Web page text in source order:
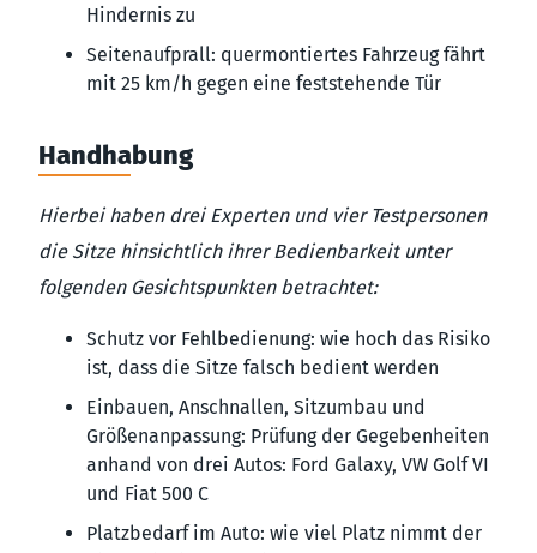
Hindernis zu
Seitenaufprall: quermontiertes Fahrzeug fährt
mit 25 km/h gegen eine feststehende Tür
Handhabung
Hierbei haben drei Experten und vier Testpersonen
die Sitze hinsichtlich ihrer Bedienbarkeit unter
folgenden Gesichtspunkten betrachtet:
Schutz vor Fehlbedienung: wie hoch das Risiko
ist, dass die Sitze falsch bedient werden
Einbauen, Anschnallen, Sitzumbau und
Größenanpassung: Prüfung der Gegebenheiten
anhand von drei Autos: Ford Galaxy, VW Golf VI
und Fiat 500 C
Platzbedarf im Auto: wie viel Platz nimmt der